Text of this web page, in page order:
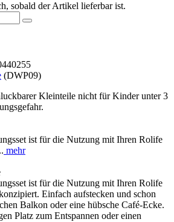
sobald der Artikel lieferbar ist.
(DWP09)
Kleinteile nicht für Kinder unter 3
ist für die Nutzung mit Ihren Rolife
mehr
ist für die Nutzung mit Ihren Rolife
Einfach aufstecken und schon
Balkon oder eine hübsche Café-Ecke.
Platz zum Entspannen oder einen